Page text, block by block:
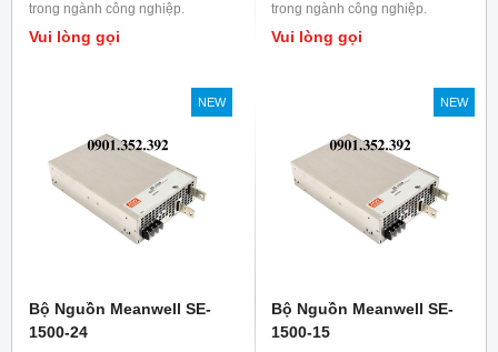
trong ngành công nghiệp.
Vui lòng gọi
trong ngành công nghiệp.
Vui lòng gọi
NEW
Bộ Nguồn Meanwell SE-
1500-24
NEW
Bộ Nguồn Meanwell SE-
1500-15